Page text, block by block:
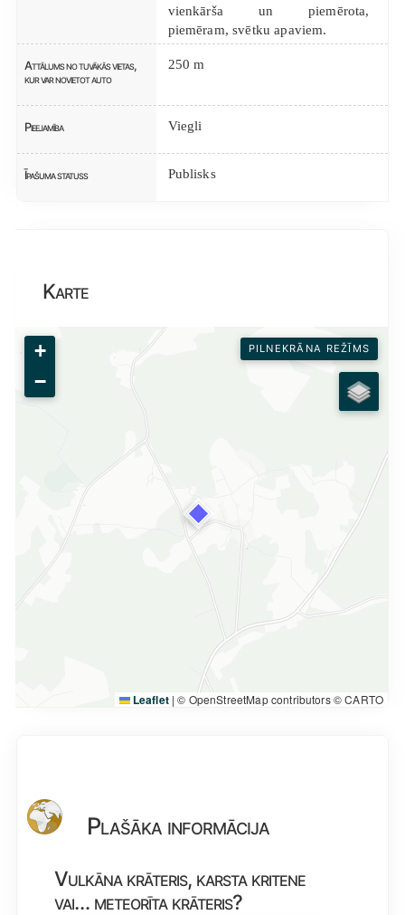
vienkārša un piemērota,
piemēram, svētku apaviem.
Attālums no tuvākās vietas,
kur var novietot auto
250 m
Pieejamība Viegli
Īpašuma statuss Publisks
Karte
PILNEKRĀNA REŽĪMS
+
−
Leaflet | © OpenStreetMap contributors © CARTO
Plašāka informācija
Vulkāna krāteris, karsta kritene
vai… meteorīta krāteris?